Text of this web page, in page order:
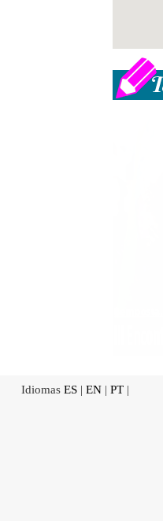
Idiomas ES | EN | PT |